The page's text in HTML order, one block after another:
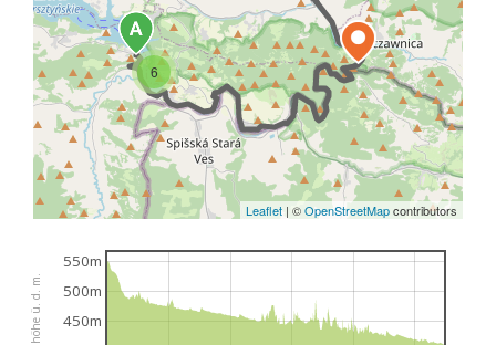
6
Leaflet | ©OpenStreetMapcontributors
höhe ü. d. m. 450m
500m
550m